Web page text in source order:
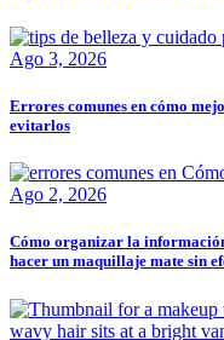
Ago 3, 2026
Errores comunes en cómo
evitarlos
Ago 2, 2026
Cómo organizar la
hacer un maquillaje mate sin